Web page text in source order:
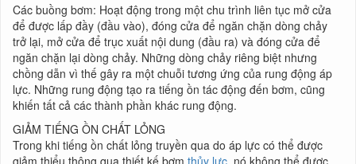
Các buồng bơm: Hoạt động trong một chu trình liên tục mở cửa
để được lấp đầy (đầu vào), đóng cửa để ngăn chặn dòng chảy
trở lại, mở cửa để trục xuất nội dung (đầu ra) và đóng cửa để
ngăn chặn lại dòng chảy. Những dòng chảy riêng biệt nhưng
chồng dẫn vì thế gây ra một chuỗi tương ứng của rung động áp
lực. Những rung động tạo ra tiếng ồn tác động đến bơm, cũng
khiến tất cả các thành phần khác rung động.
GIẢM TIẾNG ỒN CHẤT LỎNG
Trong khi tiếng ồn chất lỏng truyền qua do áp lực có thể được
giảm thiểu thông qua thiết kế bơm thủy lực, nó không thể được